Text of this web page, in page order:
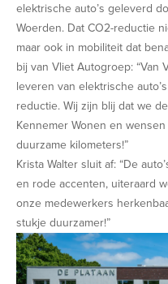
elektrische auto’s geleverd
Woerden. Dat CO2-reductie
maar ook in mobiliteit dat
bij van Vliet Autogroep:
leveren van elektrische
reductie. Wij zijn blij dat we
Kennemer Wonen en
duurzame kilometers!”
Krista Walter sluit af: “De
en rode accenten, uiteraard
onze medewerkers
stukje duurzamer!”